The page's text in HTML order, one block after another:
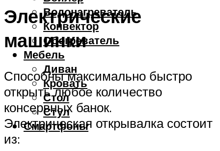
Водонагреватель
Конвектор
Обогреватель
Мебель
Диван
Кровать
Стол
Стул
Смартфоны
Электрические
машинки
Способны максимально быстро
открыть любое количество
консервных банок.
Электрическая открывалка состоит
из: